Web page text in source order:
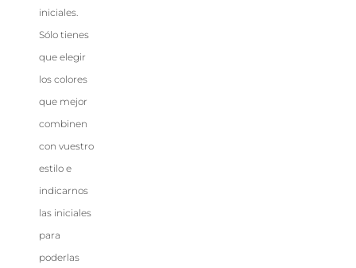
iniciales.
Sólo tienes
que elegir
los colores
que mejor
combinen
con vuestro
estilo e
indicarnos
las iniciales
para
poderlas